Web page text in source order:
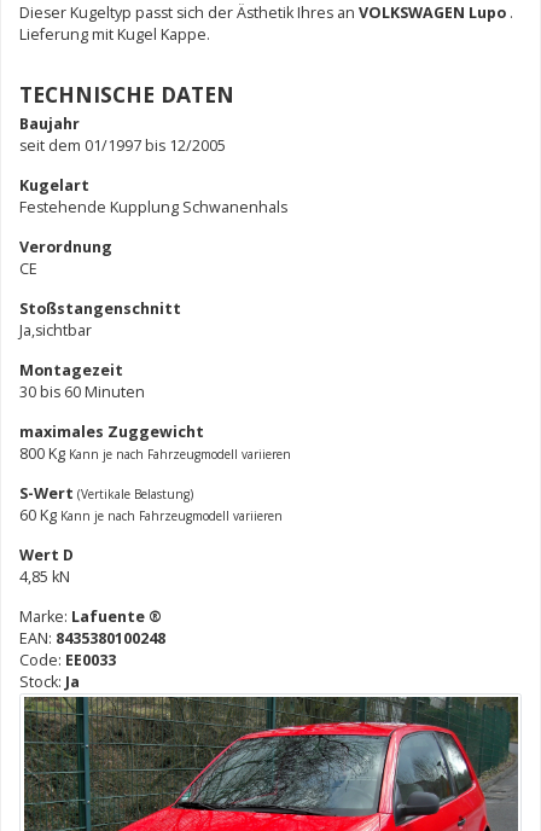
Dieser Kugeltyp passt sich der Ästhetik Ihres an VOLKSWAGEN Lupo .
Lieferung mit Kugel Kappe.
TECHNISCHE DATEN
Baujahr
seit dem 01/1997 bis 12/2005
Kugelart
Festehende Kupplung Schwanenhals
Verordnung
CE
Stoßstangenschnitt
Ja,sichtbar
Montagezeit
30 bis 60 Minuten
maximales Zuggewicht
800 Kg Kann je nach Fahrzeugmodell variieren
S-Wert (Vertikale Belastung)
60 Kg Kann je nach Fahrzeugmodell variieren
Wert D
4,85 kN
Marke: Lafuente ®
EAN: 8435380100248
Code: EE0033
Stock: Ja